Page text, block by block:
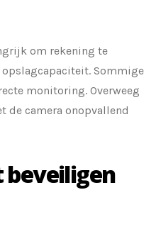
om rekening te
Sommige
monitoring. Overweeg
de camera onopvallend
beveiligen